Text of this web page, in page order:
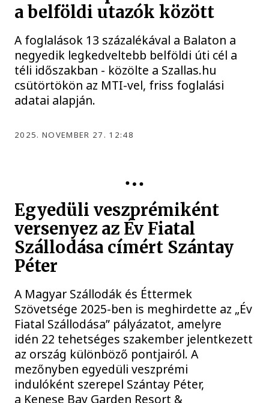
a belföldi utazók között
A foglalások 13 százalékával a Balaton a
negyedik legkedveltebb belföldi úti cél a
téli időszakban - közölte a Szallas.hu
csütörtökön az MTI-vel, friss foglalási
adatai alapján.
2025. NOVEMBER 27. 12:48
Egyedüli veszprémiként
versenyez az Év Fiatal
Szállodása címért Szántay
Péter
A Magyar Szállodák és Éttermek
Szövetsége 2025-ben is meghirdette az „Év
Fiatal Szállodása” pályázatot, amelyre
idén 22 tehetséges szakember jelentkezett
az ország különböző pontjairól. A
mezőnyben egyedüli veszprémi
indulóként szerepel Szántay Péter,
a Kenese Bay Garden Resort &